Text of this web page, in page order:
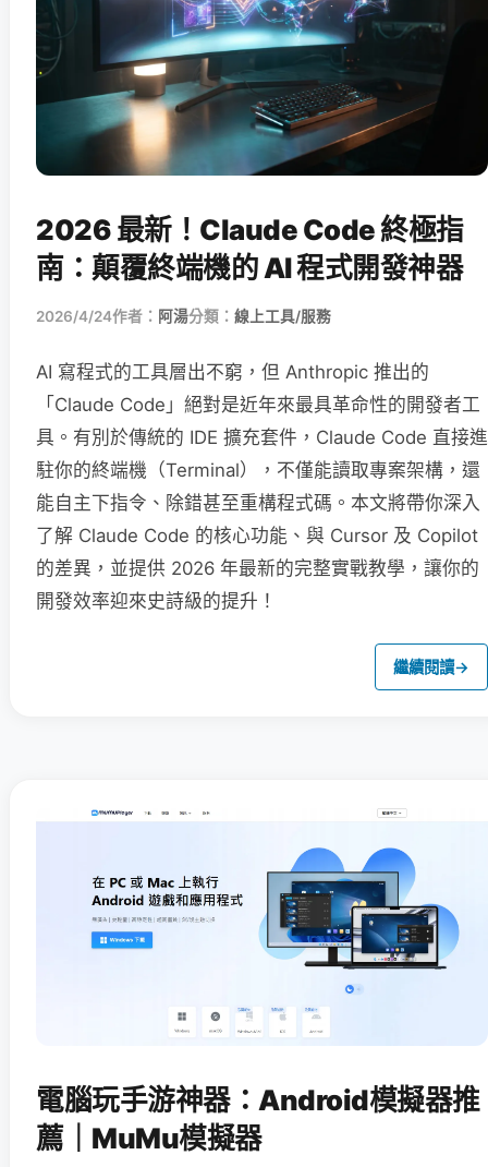
2026 最新！Claude Code 終極指
南：顛覆終端機的 AI 程式開發神器
2026/4/24作者： 阿湯分類： 線上工具/服務
AI 寫程式的工具層出不窮，但 Anthropic 推出的
「Claude Code」絕對是近年來最具革命性的開發者工
具。有別於傳統的 IDE 擴充套件，Claude Code 直接進
駐你的終端機（Terminal），不僅能讀取專案架構，還
能自主下指令、除錯甚至重構程式碼。本文將帶你深入
了解 Claude Code 的核心功能、與 Cursor 及 Copilot
的差異，並提供 2026 年最新的完整實戰教學，讓你的
開發效率迎來史詩級的提升！
繼續閱讀→
電腦玩手游神器：Android模擬器推
薦｜MuMu模擬器